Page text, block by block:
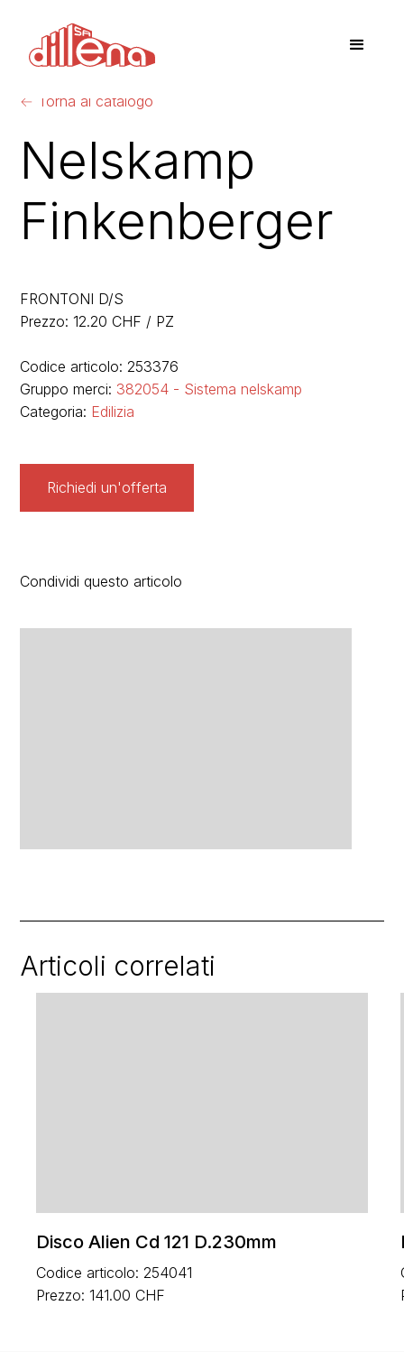
← Torna al catalogo
Nelskamp
Finkenberger
FRONTONI D/S
Prezzo: 12.20 CHF / PZ
Codice articolo: 253376
Gruppo merci: 382054 - Sistema nelskamp
Categoria: Edilizia
Richiedi un'offerta
Condividi questo articolo
Articoli correlati
Disco Alien Cd 121 D.230mm
Codice articolo: 254041
Prezzo: 141.00 CHF